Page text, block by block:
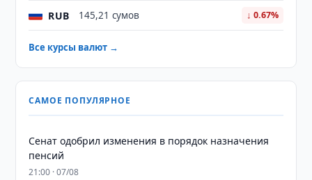
RUB 145,21 сумов ↓ 0.67%
Все курсы валют →
САМОЕ ПОПУЛЯРНОЕ
Сенат одобрил изменения в порядок назначения
пенсий
21:00 · 07/08